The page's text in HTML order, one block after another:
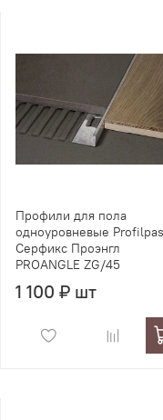
Профили для пола
одноуровневые Profilpas
Серфикс Проэнгл
PROANGLE ZG/45
1 100 ₽ шт